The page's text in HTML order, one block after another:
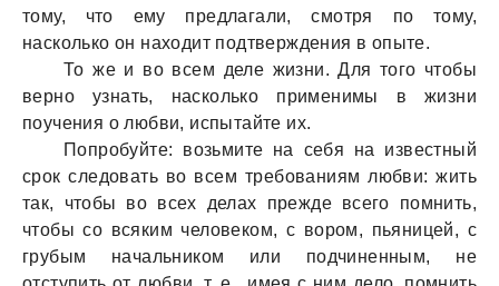
тому, что ему предлагали, смотря по тому,
насколько он находит подтверждения в опыте.
То же и во всем деле жизни. Для того чтобы
верно узнать, насколько применимы в жизни
поучения о любви, испытайте их.
Попробуйте: возьмите на себя на известный
срок следовать во всем требованиям любви: жить
так, чтобы во всех делах прежде всего помнить,
чтобы со всяким человеком, с вором, пьяницей, с
грубым начальником или подчиненным, не